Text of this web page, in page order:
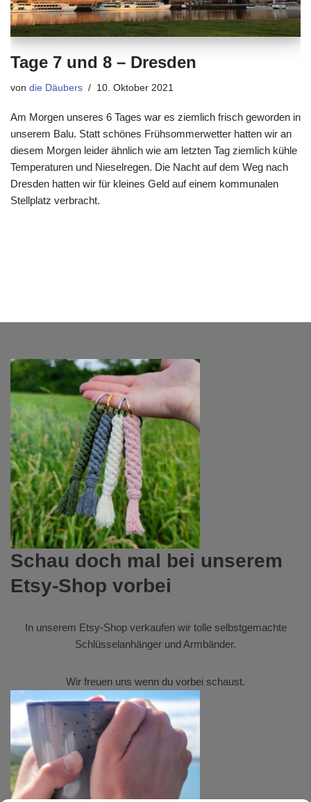
Tage 7 und 8 – Dresden
von die Däubers 10. Oktober 2021
Am Morgen unseres 6 Tages war es ziemlich frisch geworden in
unserem Balu. Statt schönes Frühsommerwetter hatten wir an
diesem Morgen leider ähnlich wie am letzten Tag ziemlich kühle
Temperaturen und Nieselregen. Die Nacht auf dem Weg nach
Dresden hatten wir für kleines Geld auf einem kommunalen
Stellplatz verbracht.
Schau doch mal bei unserem
Etsy-Shop vorbei
In unserem Etsy-Shopverkaufen wir tolle selbstgemachte
Schlüsselanhänger und Armbänder.
Wir freuen uns wenn du vorbei schaust.